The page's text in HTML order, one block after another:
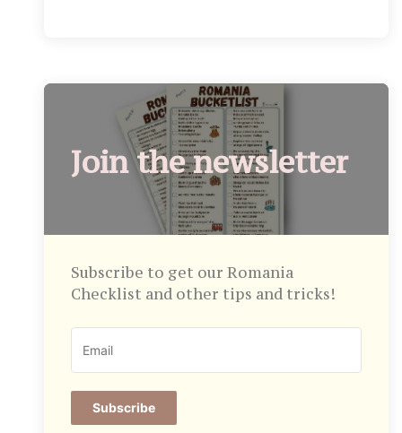
Join the newsletter
Subscribe to get our Romania
Checklist and other tips and tricks!
Subscribe